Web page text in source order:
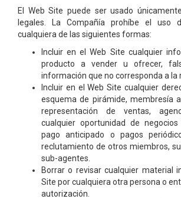
El Web Site puede ser usado
legales. La Compañía prohíbe el uso
cualquiera de las siguientes formas:
Incluir en el Web Site cualquier
producto a vender u ofrecer,
información que no corresponda a la
Incluir en el Web Site cualquier
esquema de pirámide, membresía
representación de ventas,
cualquier oportunidad de
pago anticipado o pagos
reclutamiento de otros miembros,
sub-agentes.
Borrar o revisar cualquier material
Site por cualquiera otra persona o
autorización.